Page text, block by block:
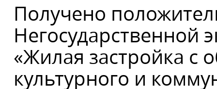
Получено
Негосударственной
«Жилая застройка с
культурного и